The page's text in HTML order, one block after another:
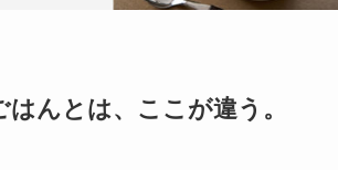
はんとは、ここが違う。